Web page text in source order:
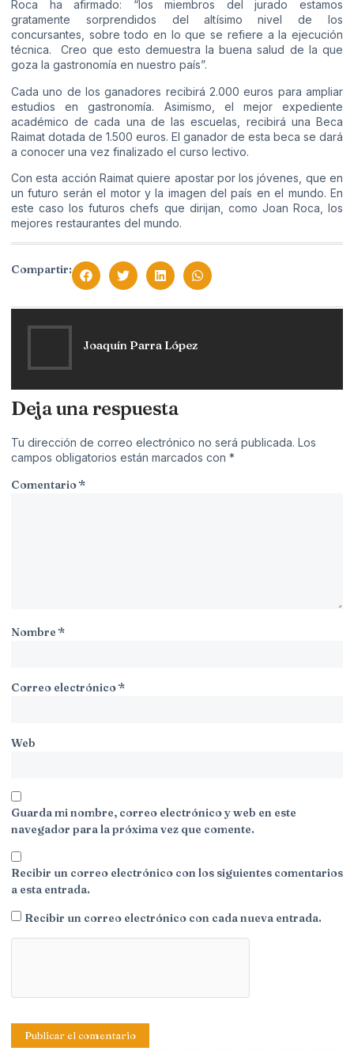
Roca ha afirmado: “los miembros del jurado estamos
gratamente sorprendidos del altísimo nivel de los
concursantes, sobre todo en lo que se refiere a la ejecución
técnica. Creo que esto demuestra la buena salud de la que
goza la gastronomía en nuestro país”.
Cada uno de los ganadores recibirá 2.000 euros para ampliar
estudios en gastronomía. Asimismo, el mejor expediente
académico de cada una de las escuelas, recibirá una Beca
Raimat dotada de 1.500 euros. El ganador de esta beca se dará
a conocer una vez finalizado el curso lectivo.
Con esta acción Raimat quiere apostar por los jóvenes, que en
un futuro serán el motor y la imagen del país en el mundo. En
este caso los futuros chefs que dirijan, como Joan Roca, los
mejores restaurantes del mundo.
Compartir:
Joaquín Parra López
Deja una respuesta
Tu dirección de correo electrónico no será publicada. Los
campos obligatorios están marcados con *
Comentario*
Nombre*
Correo electrónico*
Web
Guarda mi nombre, correo electrónico y web en este
navegador para la próxima vez que comente.
Recibir un correo electrónico con los siguientes comentarios
a esta entrada.
Recibir un correo electrónico con cada nueva entrada.